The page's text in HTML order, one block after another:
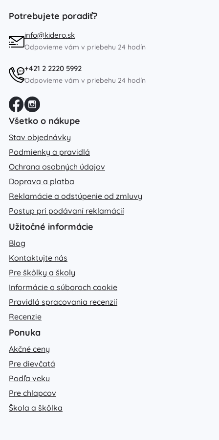
Potrebujete poradiť?
info@kidero.sk
Odpovieme vám v priebehu 24 hodín
+421 2 2220 5992
Odpovieme vám v priebehu 24 hodín
Všetko o nákupe
Stav objednávky
Podmienky a pravidlá
Ochrana osobných údajov
Doprava a platba
Reklamácie a odstúpenie od zmluvy
Postup pri podávaní reklamácií
Užitočné informácie
Blog
Kontaktujte nás
Pre škôlky a školy
Informácie o súboroch cookie
Pravidlá spracovania recenzií
Recenzie
Ponuka
Akčné ceny
Pre dievčatá
Podľa veku
Pre chlapcov
Škola a škôlka